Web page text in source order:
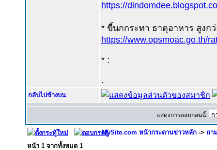
https://
* ขี้นกกระทา ธาตุอาหาร สูงก
https://www.opsmoac.go.th/
* :
.
กลับไปข้างบน
แสดงการตอบก่อนนี้:
MySite.com หน้ากระดานข่าวหลัก -> ถา
หน้า 1 จากทั้งหมด 1